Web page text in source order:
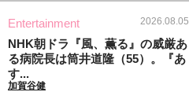
Entertainment 2026.08.05
NHK朝ドラ『風、薫る』の威厳あ
る病院長は筒井道隆（55）。『あ
す...
加賀谷健